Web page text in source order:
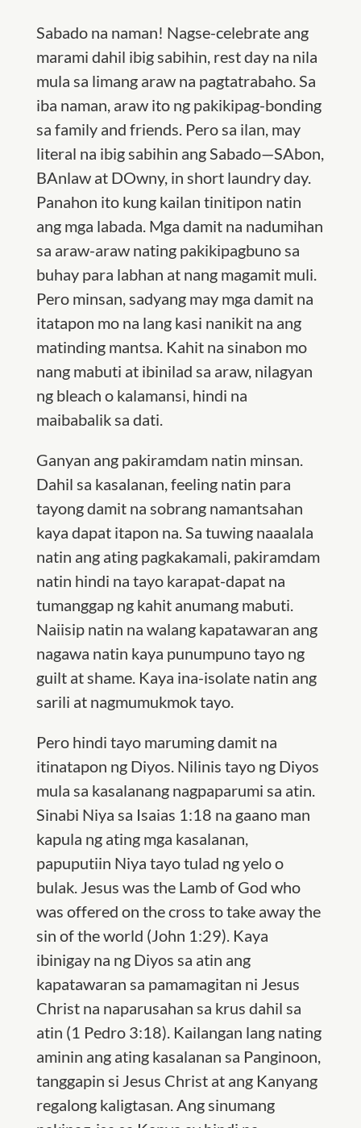
Sabado na naman! Nagse-celebrate ang
marami dahil ibig sabihin, rest day na nila
mula sa limang araw na pagtatrabaho. Sa
iba naman, araw ito ng pakikipag-bonding
sa family and friends. Pero sa ilan, may
literal na ibig sabihin ang Sabado—SAbon,
BAnlaw at DOwny, in short laundry day.
Panahon ito kung kailan tinitipon natin
ang mga labada. Mga damit na nadumihan
sa araw-araw nating pakikipagbuno sa
buhay para labhan at nang magamit muli.
Pero minsan, sadyang may mga damit na
itatapon mo na lang kasi nanikit na ang
matinding mantsa. Kahit na sinabon mo
nang mabuti at ibinilad sa araw, nilagyan
ng bleach o kalamansi, hindi na
maibabalik sa dati.
Ganyan ang pakiramdam natin minsan.
Dahil sa kasalanan, feeling natin para
tayong damit na sobrang namantsahan
kaya dapat itapon na. Sa tuwing naaalala
natin ang ating pagkakamali, pakiramdam
natin hindi na tayo karapat-dapat na
tumanggap ng kahit anumang mabuti.
Naiisip natin na walang kapatawaran ang
nagawa natin kaya punumpuno tayo ng
guilt at shame. Kaya ina-isolate natin ang
sarili at nagmumukmok tayo.
Pero hindi tayo maruming damit na
itinatapon ng Diyos. Nilinis tayo ng Diyos
mula sa kasalanang nagpaparumi sa atin.
Sinabi Niya sa Isaias 1:18 na gaano man
kapula ng ating mga kasalanan,
papuputiin Niya tayo tulad ng yelo o
bulak. Jesus was the Lamb of God who
was offered on the cross to take away the
sin of the world (John 1:29). Kaya
ibinigay na ng Diyos sa atin ang
kapatawaran sa pamamagitan ni Jesus
Christ na naparusahan sa krus dahil sa
atin (1 Pedro 3:18). Kailangan lang nating
aminin ang ating kasalanan sa Panginoon,
tanggapin si Jesus Christ at ang Kanyang
regalong kaligtasan. Ang sinumang